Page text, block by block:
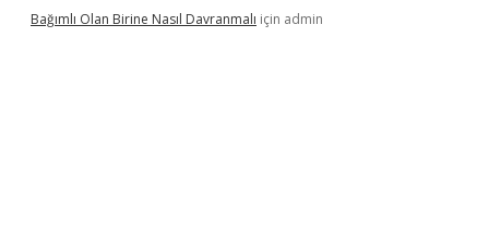
Bağımlı Olan Birine Nasıl Davranmalı için admin